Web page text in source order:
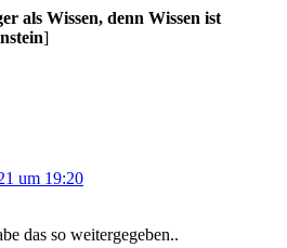
als Wissen, denn Wissen ist
]
um 19:20
das so weitergegeben..